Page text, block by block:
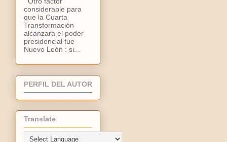
considerable para
que la Cuarta
Transformación
alcanzara el poder
presidencial fue
Nuevo León : si...
PERFIL DEL AUTOR
Translate